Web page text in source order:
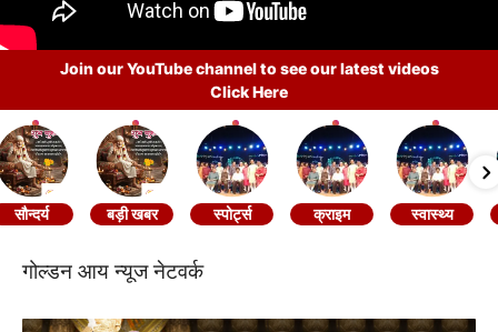
Join our YouTube channel to see our latest videos
Click Here
सौन्दर्य बड़ी खबर स्पोर्ट्स क्राइम स्वास्थ्य
गोल्डन आय न्यूज नेटवर्क